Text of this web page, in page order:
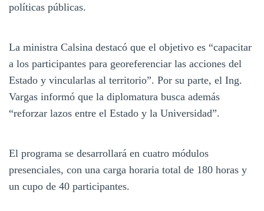
políticas públicas.
La ministra Calsina destacó que el objetivo es “capacitar
a los participantes para georeferenciar las acciones del
Estado y vincularlas al territorio”. Por su parte, el Ing.
Vargas informó que la diplomatura busca además
“reforzar lazos entre el Estado y la Universidad”.
El programa se desarrollará en cuatro módulos
presenciales, con una carga horaria total de 180 horas y
un cupo de 40 participantes.